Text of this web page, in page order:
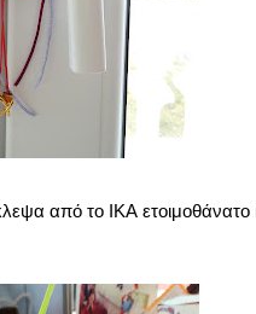
από το ΙΚΑ ετοιμοθάνατο